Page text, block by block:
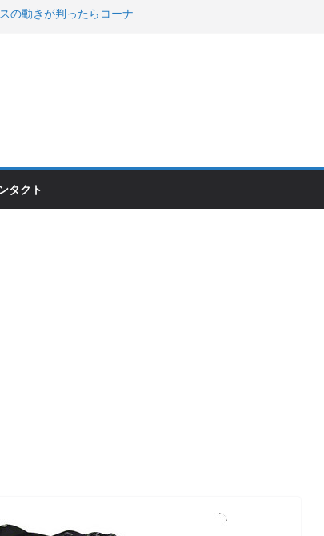
の動きが判ったらコーナ
って来た
HARMONY 南部鉄器エ
タクト